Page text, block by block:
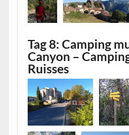
Tag 8: Camping
Canyon –
Ruisses